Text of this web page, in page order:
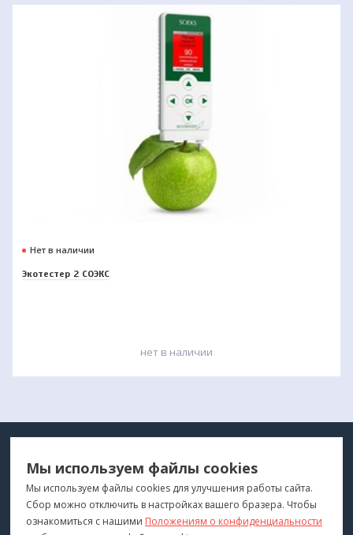
Нет в наличии
Экотестер 2 СОЭКС
нет в наличии
ДЛЯ ВАС
"Медтехника для Вас"©2026
ПОКУПАТЕЛЯМ КОНТАКТЫ
Мы используем файлы cookies
Мы используем файлы cookies для улучшения работы сайта.
Сбор можно отключить в настройках вашего бразера. Чтобы
ознакомиться с нашими Положениям о конфиденциальности